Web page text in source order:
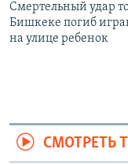
Смертельный удар
Бишкеке погиб
на улице ребенок
СМОТРЕТЬ